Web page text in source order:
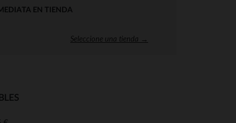
EN TIENDA
Seleccione una tienda →